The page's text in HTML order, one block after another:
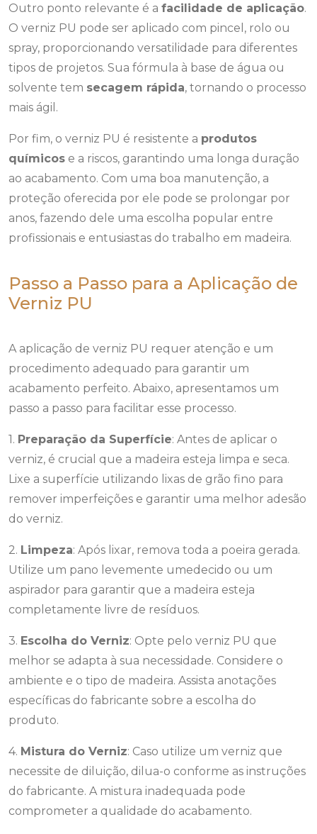
Outro ponto relevante é a facilidade de aplicação.
O verniz PU pode ser aplicado com pincel, rolo ou
spray, proporcionando versatilidade para diferentes
tipos de projetos. Sua fórmula à base de água ou
solvente tem secagem rápida, tornando o processo
mais ágil.
Por fim, o verniz PU é resistente a produtos
químicos e a riscos, garantindo uma longa duração
ao acabamento. Com uma boa manutenção, a
proteção oferecida por ele pode se prolongar por
anos, fazendo dele uma escolha popular entre
profissionais e entusiastas do trabalho em madeira.
Passo a Passo para a Aplicação de
Verniz PU
A aplicação de verniz PU requer atenção e um
procedimento adequado para garantir um
acabamento perfeito. Abaixo, apresentamos um
passo a passo para facilitar esse processo.
1. Preparação da Superfície: Antes de aplicar o
verniz, é crucial que a madeira esteja limpa e seca.
Lixe a superfície utilizando lixas de grão fino para
remover imperfeições e garantir uma melhor adesão
do verniz.
2. Limpeza: Após lixar, remova toda a poeira gerada.
Utilize um pano levemente umedecido ou um
aspirador para garantir que a madeira esteja
completamente livre de resíduos.
3. Escolha do Verniz: Opte pelo verniz PU que
melhor se adapta à sua necessidade. Considere o
ambiente e o tipo de madeira. Assista anotações
específicas do fabricante sobre a escolha do
produto.
4. Mistura do Verniz: Caso utilize um verniz que
necessite de diluição, dilua-o conforme as instruções
do fabricante. A mistura inadequada pode
comprometer a qualidade do acabamento.